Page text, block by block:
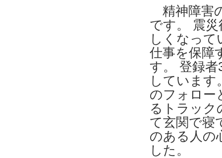
精神障害
です。 震
しくなって
仕事を保障
す。 登録
しています
のフォロー
るトラック
て玄関で寝
のある人の
した。